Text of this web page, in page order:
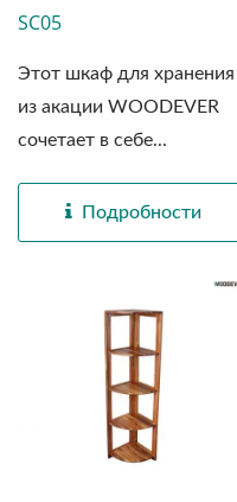
SC05
Этот шкаф для хранения
из акации WOODEVER
сочетает в себе...
Подробности